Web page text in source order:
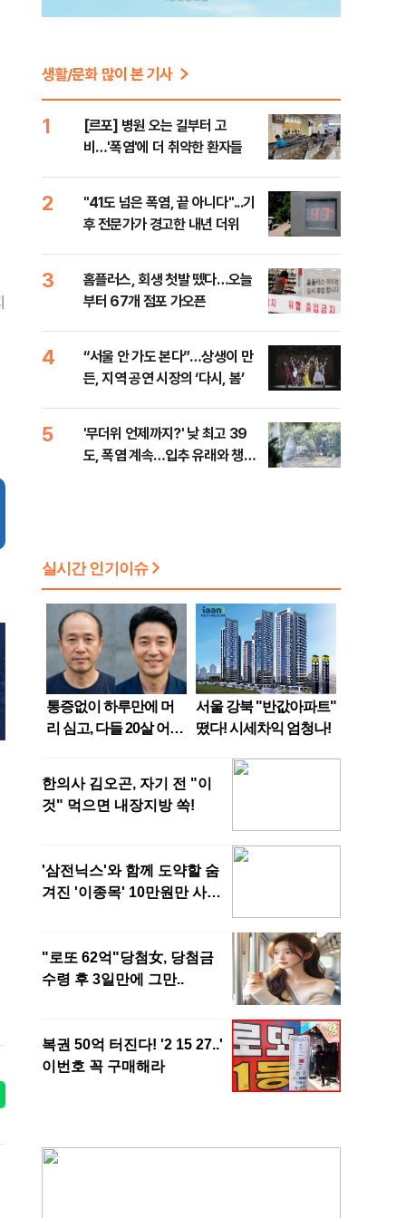
생활/문화 많이 본 기사
1
[르포] 병원 오는 길부터 고
비…'폭염'에 더 취약한 환자들
2
"41도 넘은 폭염, 끝 아니다"...기
후 전문가가 경고한 내년 더위
3
홈플러스, 회생 첫발 뗐다…오늘
부터 67개 점포 가오픈
4
“서울 안 가도 본다”…상생이 만
든, 지역 공연 시장의 ‘다시, 봄’
5
'무더위 언제까지?' 낮 최고 39
도, 폭염 계속…입추 유래와 챙겨